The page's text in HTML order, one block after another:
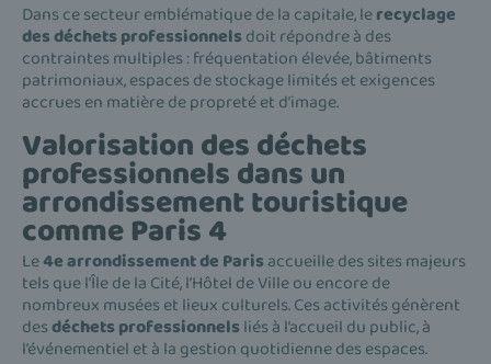
Dans ce secteur emblématique de la capitale, lerecyclage
des déchets professionnels doit répondre à des
contraintes multiples : fréquentation élevée, bâtiments
patrimoniaux, espaces de stockage limités et exigences
accrues en matière de propreté et d’image.
Valorisation des déchets
professionnels dans un
arrondissement touristique
comme Paris 4
Le4e arrondissement de Paris accueille des sites majeurs
tels que l’Île de la Cité, l’Hôtel de Ville ou encore de
nombreux musées et lieux culturels. Ces activités génèrent
desdéchets professionnels liés à l’accueil du public, à
l’événementiel et à la gestion quotidienne des espaces.